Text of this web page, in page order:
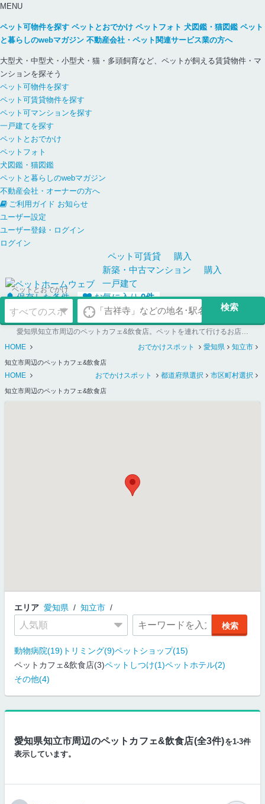
MENU
ペット可物件を探す ペットとおでかけ ペットフォト 犬図鑑・猫図鑑 ペット
と暮らしのwebマガジン 不動産会社・ペット関連サービス業の方へ
大型犬・中型犬・小型犬・猫・多頭飼育など、ペットが飼える賃貸物件・マ
ンションを探そう
ペット可物件を探す
ペット可賃貸物件を探す
ペット可マンションを探す
一戸建てを探す
ペットとおでかけ
ペットフォト
犬図鑑・猫図鑑
ペットと暮らしのwebマガジン
不動産会社・オーナーの方へ
ご利用ガイド お知らせ
ユーザー設定
ユーザー登録・ログイン
ログイン
ペット可賃貸
購入
新築・中古マンション
購入
一戸建て
保存した条件
お気に入り0件
ペットとおでかけ
愛知県知立市周辺のペットカフェ&飲食店。ペットを連れて行けるお店探しならペットホームウェブ
HOME
おでかけスポット 愛知県 知立市
知立市周辺のペットカフェ&飲食店
HOME おでかけスポット 都道府県選択 市区町村選択
知立市周辺のペットカフェ&飲食店
エリア 愛知県 知立市
動物病院(19) トリミング(9)ペットショップ(15)
ペットカフェ&飲食店(3)ペットしつけ(1)ペットホテル(2)
その他(4)
愛知県知立市周辺のペットカフェ&飲食店(全3件)を1-3件
表示しています。